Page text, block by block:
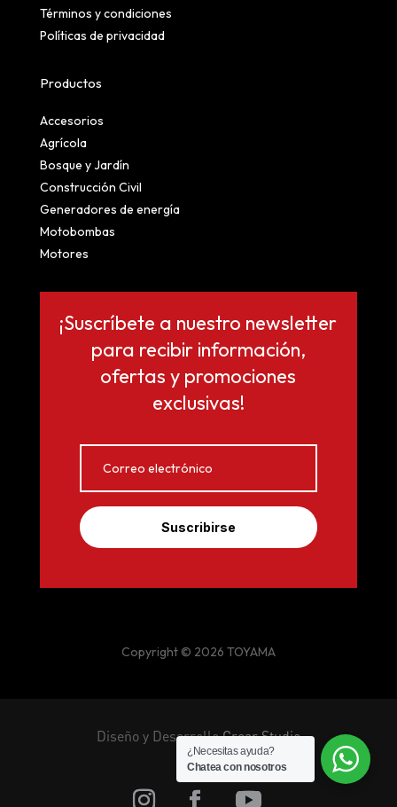
Términos y condiciones
Políticas de privacidad
Productos
Accesorios
Agrícola
Bosque y Jardín
Construcción Civil
Generadores de energía
Motobombas
Motores
¡Suscríbete a nuestro newsletter
para recibir información,
ofertas y promociones
exclusivas!
Suscribirse
Copyright © 2026 TOYAMA
Diseño y DesarrolloCrear Studio
¿Necesitas ayuda?
Chatea con nosotros